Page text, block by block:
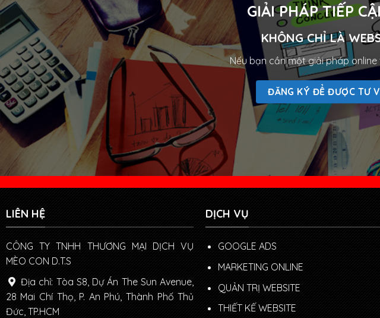
GIẢI PHÁP TIẾP
KHÔNG CHỈ LÀ
Nếu bạn cần một giải pháp
ĐĂNG KÝ ĐỂ ĐƯỢC TƯ
LIÊN HỆ
CÔNG TY TNHH THƯƠNG MẠI DỊCH VỤ
MÈO CON D.T.S
Địa chỉ: Tòa S8, Dự Án The Sun Avenue,
28 Mai Chí Thọ, P. An Phú, Thành Phố Thủ
Đức, TP.HCM
DỊCH VỤ
GOOGLE ADS
MARKETING ONLINE
QUẢN TRỊ WEBSITE
THIẾT KẾ WEBSITE